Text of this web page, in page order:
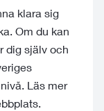
klara sig
Om du kan
dig själv och
Läs mer